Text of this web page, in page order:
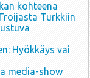
kohteena
Turkkiin
Hyökkäys vai
media-show